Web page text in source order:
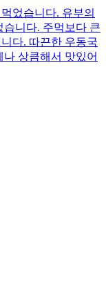
었습니다. 유부의
니다. 주먹보다 큰
다. 따끈한 우동국
상큼해서 맛있어